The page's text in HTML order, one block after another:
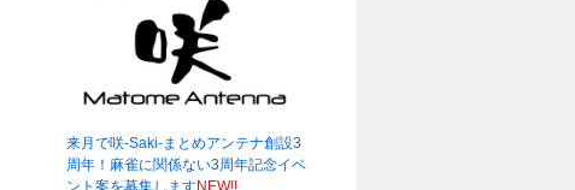
来月で咲-Saki-まとめアンテナ創設3
周年！麻雀に関係ない3周年記念イベ